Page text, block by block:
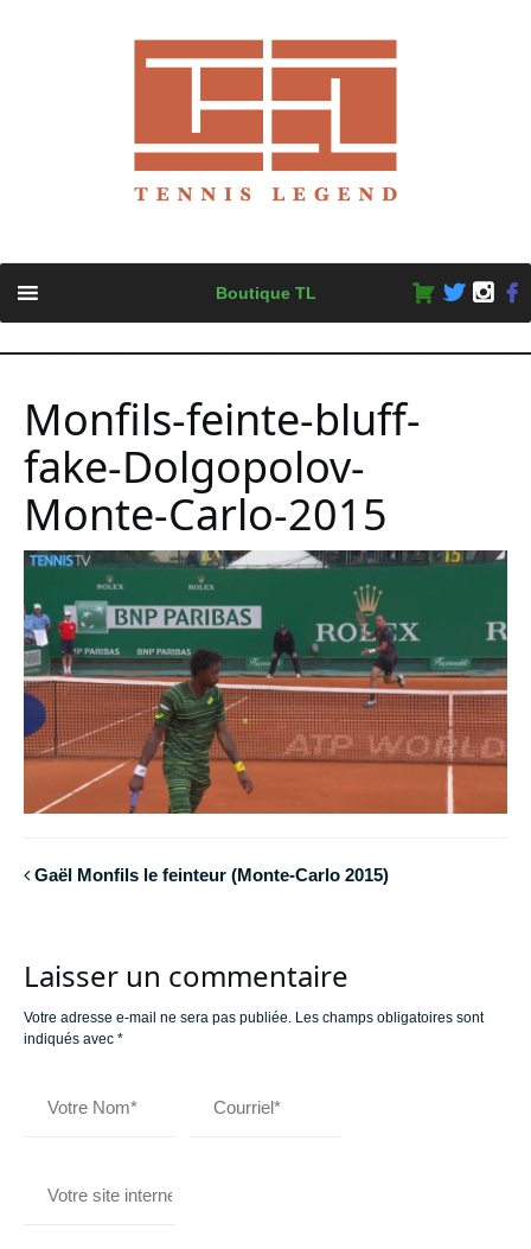
content
Boutique TL
Monfils-feinte-bluff-
fake-Dolgopolov-
Monte-Carlo-2015
Gaël Monfils le feinteur (Monte-Carlo 2015)
Laisser un commentaire
Votre adresse e-mail ne sera pas publiée. Les champs obligatoires sont
indiqués avec *